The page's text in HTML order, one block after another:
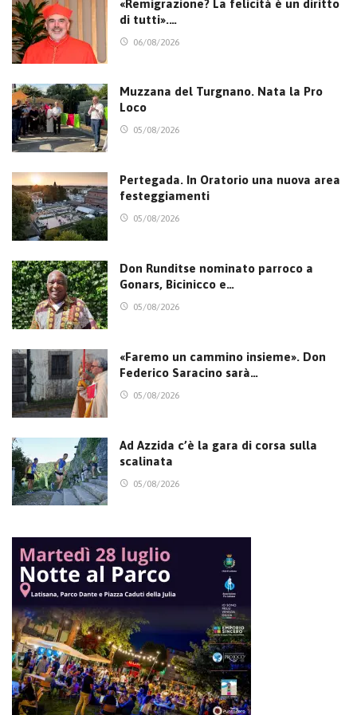
«Remigrazione? La felicità è un diritto
di tutti».…
06/08/2026
Muzzana del Turgnano. Nata la Pro
Loco
05/08/2026
Pertegada. In Oratorio una nuova area
festeggiamenti
05/08/2026
Don Runditse nominato parroco a
Gonars, Bicinicco e…
05/08/2026
«Faremo un cammino insieme». Don
Federico Saracino sarà…
05/08/2026
Ad Azzida c’è la gara di corsa sulla
scalinata
05/08/2026